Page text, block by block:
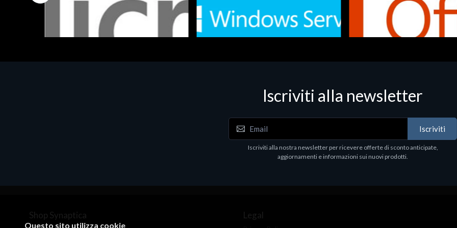
Software - Office Productivity Software - Office Productivity
Iscriviti alla newsletter
Iscriviti
Iscriviti alla nostra newsletter per ricevere offerte di sconto anticipate,
aggiornamenti e informazioni sui nuovi prodotti.
Shop Synaptica Legal
Questo sito utilizza cookie